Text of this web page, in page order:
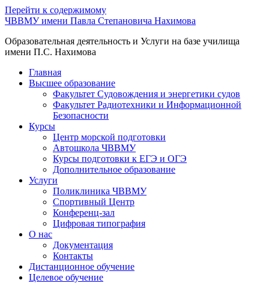
Перейти к содержимому
ЧВВМУ имени Павла Степановича Нахимова
Образовательная деятельность и Услуги на базе училища
имени П.С. Нахимова
Главная
Высшее образование
Факультет Судовождения и энергетики судов
Факультет Радиотехники и Информационной
Безопасности
Курсы
Центр морской подготовки
Автошкола ЧВВМУ
Курсы подготовки к ЕГЭ и ОГЭ
Дополнительное образование
Услуги
Поликлиника ЧВВМУ
Спортивный Центр
Конференц-зал
Цифровая типография
О нас
Документация
Контакты
Дистанционное обучение
Целевое обучение